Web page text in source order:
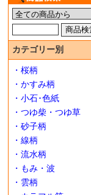
カテゴリー別
・桜柄
・かすみ柄
・小石･色紙
・つゆ柴・つゆ草
・砂子柄
・線柄
・流水柄
・もみ・波
・雲柄